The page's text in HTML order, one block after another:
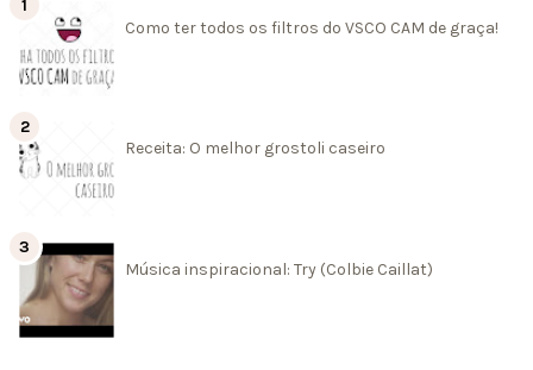
Como ter todos os filtros do VSCO CAM de graça!
Receita: O melhor grostoli caseiro
Música inspiracional: Try (Colbie Caillat)